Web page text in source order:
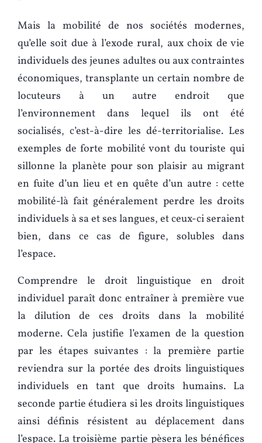
Mais la mobilité de nos sociétés modernes,
qu’elle soit due à l’exode rural, aux choix de vie
individuels des jeunes adultes ou aux contraintes
économiques, transplante un certain nombre de
locuteurs à un autre endroit que
l’environnement dans lequel ils ont été
socialisés, c’est-à-dire les dé-territorialise. Les
exemples de forte mobilité vont du touriste qui
sillonne la planète pour son plaisir au migrant
en fuite d’un lieu et en quête d’un autre : cette
mobilité-là fait généralement perdre les droits
individuels à sa et ses langues, et ceux-ci seraient
bien, dans ce cas de figure, solubles dans
l’espace.
Comprendre le droit linguistique en droit
individuel paraît donc entraîner à première vue
la dilution de ces droits dans la mobilité
moderne. Cela justifie l’examen de la question
par les étapes suivantes : la première partie
reviendra sur la portée des droits linguistiques
individuels en tant que droits humains. La
seconde partie étudiera si les droits linguistiques
ainsi définis résistent au déplacement dans
l’espace. La troisième partie pèsera les bénéfices